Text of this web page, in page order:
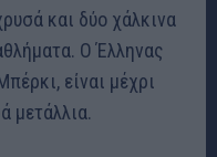
και δύο χάλκινα
Ο Έλληνας
είναι μέχρι
μετάλλια.